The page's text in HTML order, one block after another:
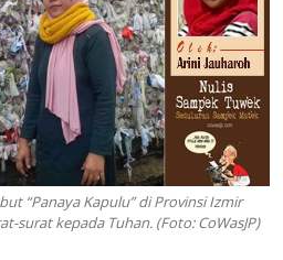
“Panaya Kapulu” di Provinsi Izmir
surat kepada Tuhan. (Foto: CoWasJP)